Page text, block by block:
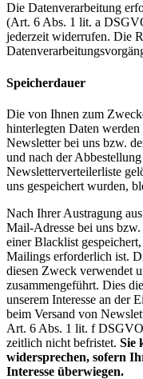
Die Datenverarbeitung
(Art. 6 Abs. 1 lit. a
jederzeit widerrufen. Die
Speicherdauer
Die von Ihnen zum
hinterlegten Daten
Newsletter bei uns bzw.
und nach der
Newsletterverteilerliste
uns gespeichert wurden,
Nach Ihrer Austragung
Mail-Adresse bei uns
einer Blacklist
Mailings erforderlich ist.
diesen Zweck verwendet
zusammengeführt. Dies
unserem Interesse an der
beim Versand von
Art. 6 Abs. 1 lit. f
zeitlich nicht befristet. Sie
widersprechen, sofern
Interesse überwiegen.